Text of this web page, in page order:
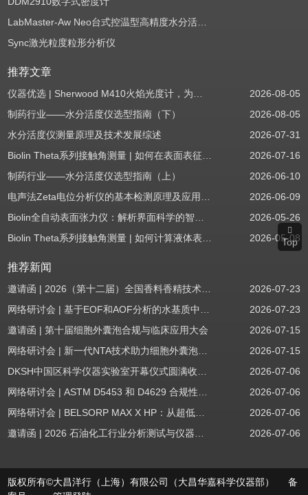
LabMaster-Aw Neo台式控温型高精度水分活度测定仪
Sync激光粒度粒形分析仪
推荐文章
仪器优选 | Sherwood M410火焰光度计，为用户检测提供值得信赖的基准方案
2026-08-05
制药行业——水分活度仪选型指南（下）
2026-08-05
水分活度仪测量原理及技术发展综述
2026-07-31
Biolin Theta系列接触角测量 | 如何在表面表征应用中使用接触角：后退角
2026-07-16
制药行业——水分活度仪选型指南（上）
2026-06-10
电声法Zeta电位分析仪的基本检测原理及应用场景
2026-06-09
Biolin全自动表面张力仪：解析界面科学的智能之眼
2026-05-26
Biolin Theta系列接触角测量 | 如何计算液体表面张力分量
2026-05-08
推荐新闻
邀请函 | 2026（第十二届）全国香料香精技术交流年会
2026-07-23
网络研讨会 | 基于EOF和AOF分析的水基质中PFAS筛查
2026-07-23
邀请函 | 第十届细胞外囊泡合规与临床应用大会
2026-07-15
网络研讨会 | 新一代NTA技术助力细胞外囊泡质量评估与工艺开发
2026-07-15
DKSH中国区科学仪器实验室开幕仪式圆满收官！
2026-07-06
网络研讨会 | ASTM D5453 和 D4629 合规性：无需妥协
2026-07-06
网络研讨会 | BELSORP MAX X HP：从超低压物理吸附到高压吸附
2026-07-06
邀请函 | 2026 石油化工行业分析测试与仪器技术交流会（辽宁站）
2026-07-06
版权所有©大昌洋行（上海）有限公司（大昌华嘉科学仪器部） 备
Top